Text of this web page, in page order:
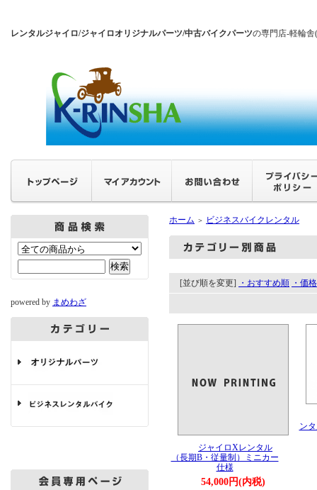
レンタルジャイロ/ジャイロオリジナルパーツ/中古バイクパーツの専門店-軽輪
powered by まめわざ
ホーム ＞ ビジネスバイクレンタル
[並び順を変更] ・おすすめ順 ・価
ジャイロXレンタル
（長期B・従量制）ミニカー
仕様
54,000円(内税)
ン